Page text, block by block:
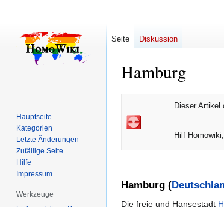
Hamburg
Navigation
springen
Suche
springen
Dieser
Hilf
Hamburg (
Die freie und Hansestadt
Seite Diskussion
Hauptseite
Kategorien
Letzte Änderungen
Zufällige Seite
Hilfe
Impressum
Werkzeuge